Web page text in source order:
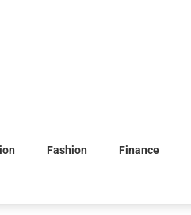
Fashion Finance